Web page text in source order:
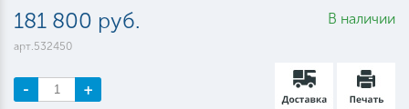
181 800 руб.
арт.532450
В наличии
- +